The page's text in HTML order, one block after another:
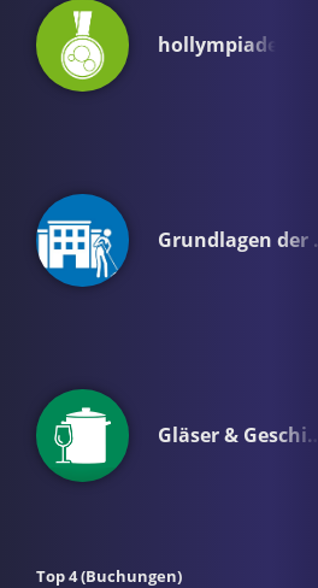
hollympiade
Grundlagen der …
Gläser & Geschi…
Top 4 (Buchungen)